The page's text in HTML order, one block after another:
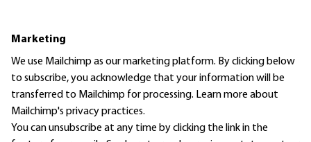
Marketing
We use Mailchimp as our marketing platform. By clicking below
to subscribe, you acknowledge that your information will be
transferred to Mailchimp for processing. Learn moreabout
Mailchimp's privacy practices.
You can unsubscribe at any time by clicking the link in the